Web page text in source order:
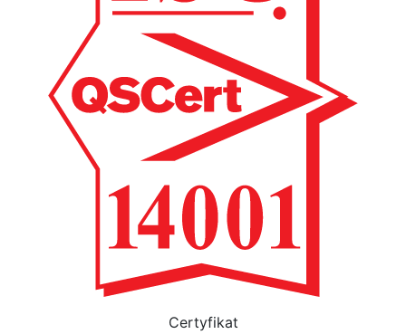
Certyfikat